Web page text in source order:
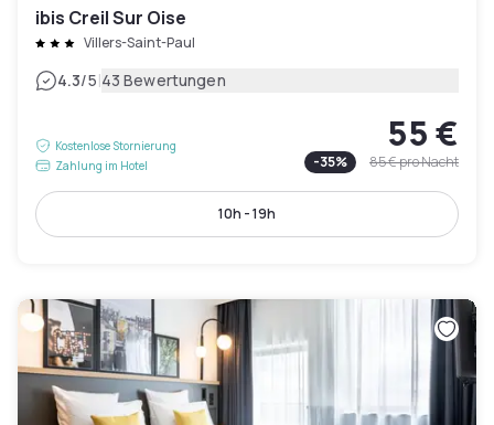
ibis Creil Sur Oise
Villers-Saint-Paul
4.3/5|43 Bewertungen
Kostenlose Stornierung
Zahlung im Hotel
55 €
-35% 85 €pro Nacht
10h - 19h